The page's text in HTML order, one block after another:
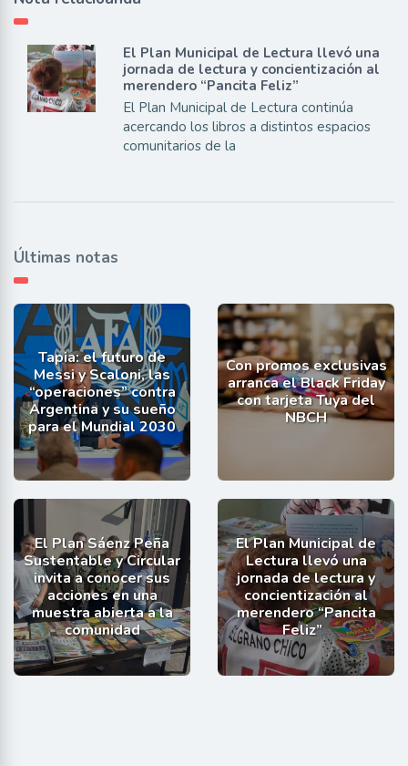
El Plan Municipal de Lectura llevó una
jornada de lectura y concientización al
merendero “Pancita Feliz”
El Plan Municipal de Lectura continúa
acercando los libros a distintos espacios
comunitarios de la
Últimas notas
Tapia: el futuro de
Messi y Scaloni, las
“operaciones” contra
Argentina y su sueño
para el Mundial 2030
Con promos exclusivas
arranca el Black Friday
con tarjeta Tuya del
NBCH
El Plan Sáenz Peña
Sustentable y Circular
invita a conocer sus
acciones en una
muestra abierta a la
comunidad
El Plan Municipal de
Lectura llevó una
jornada de lectura y
concientización al
merendero “Pancita
Feliz”